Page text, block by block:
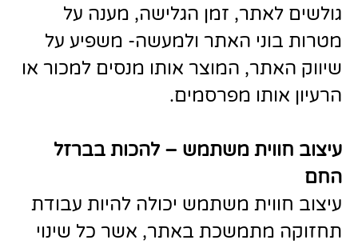
גולשים לאתר, זמן הגלישה, מענה על
מטרות בוני האתר ולמעשה- משפיע על
שיווק האתר, המוצר אותו מנסים למכור או
הרעיון אותו מפרסמים.
עיצוב חווית משתמש – להכות בברזל
החם
עיצוב חווית משתמש יכולה להיות עבודת
תחזוקה מתמשכת באתר, אשר כל שינוי